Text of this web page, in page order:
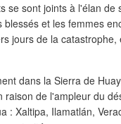
se sont joints à l'élan
blessés et les femmes
jours de la
dans la Sierra de
raison de l'ampleur du
: Xaltipa, Ilamatlán,